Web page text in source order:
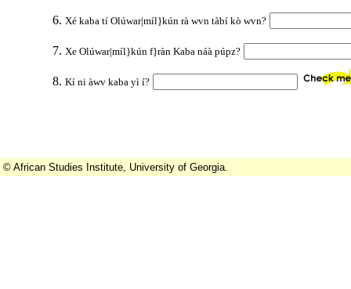
6. Xé kaba tí Olúwar|míl}kún rà wvn tàbí kò wvn?
7. Xe Olúwar|míl}kún f}ràn Kaba náà púpz?
8. Kí ni àwv kaba yì í?
© African Studies Institute, University of Georgia.